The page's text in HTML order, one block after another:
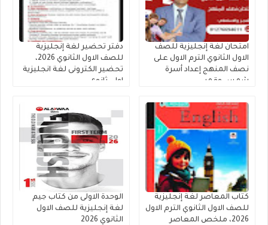
امتحان لغة إنجليزية للصف
الاول الثانوي الترم الاول على
نصف المنهج إعداد أسرة
شمس وقمر
دفتر تحضير لغة إنجليزية
للصف الاول الثانوي 2026،
تحضير الكترونى لغة انجليزية
اولى ثانوى
كتاب المعاصر لغة إنجليزية
للصف الاول الثانوي الترم الاول
2026، ملخص المعاصر
الوحدة الاولى من كتاب جيم
لغة إنجليزية للصف الاول
الثانوي 2026